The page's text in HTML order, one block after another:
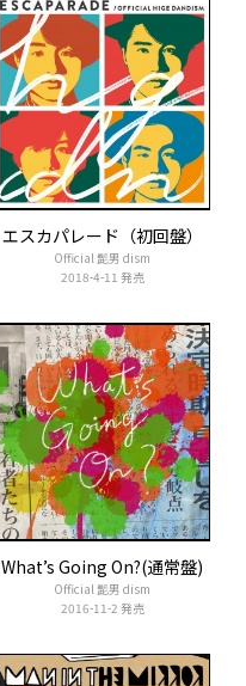
エスカパレード（初回盤）
Official 髭男 dism
2018-4-11 発売
What’s Going On?(通常盤)
Official 髭男 dism
2016-11-2 発売